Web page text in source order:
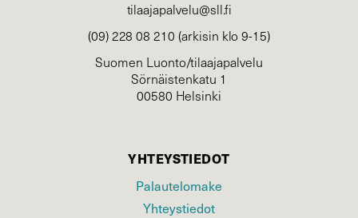
tilaajapalvelu@sll.fi
(09) 228 08 210 (arkisin klo 9-15)
Suomen Luonto/tilaajapalvelu
Sörnäistenkatu 1
00580 Helsinki
YHTEYSTIEDOT
Palautelomake
Yhteystiedot